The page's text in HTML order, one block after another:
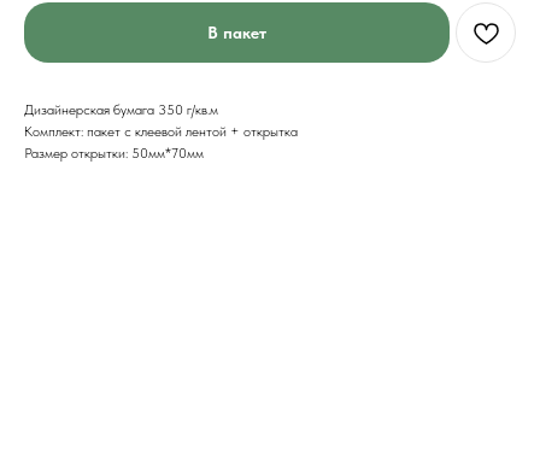
В пакет
Дизайнерская бумага 350 г/кв.м
Комплект: пакет с клеевой лентой + открытка
Размер открытки: 50мм*70мм